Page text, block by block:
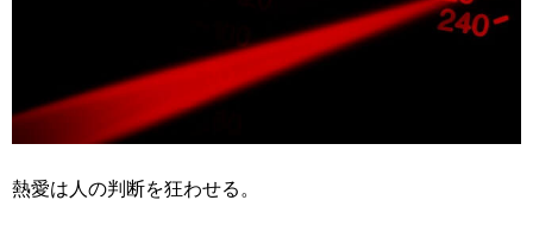
熱愛は人の判断を狂わせる。